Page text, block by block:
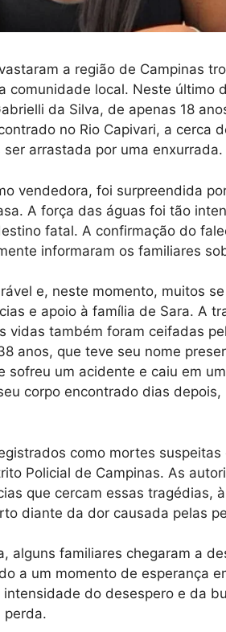
a região de Campinas
comunidade local. Neste último
da Silva, de apenas 18
no Rio Capivari, a cerca
arrastada por uma enxurrada.
vendedora, foi surpreendida
A força das águas foi tão
fatal. A confirmação do
informaram os familiares
e, neste momento, muitos
e apoio à família de Sara. A
vidas também foram ceifadas
anos, que teve seu nome
sofreu um acidente e caiu em
corpo encontrado dias
como mortes
Policial de Campinas. As
que cercam essas tragédias,
diante da dor causada pelas
alguns familiares chegaram a
a um momento de esperança
do desespero e da
perda.